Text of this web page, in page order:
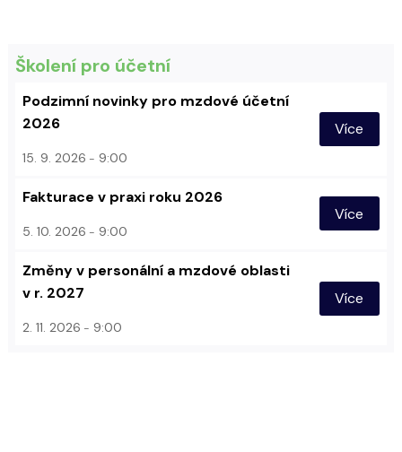
Školení pro účetní
Podzimní novinky pro mzdové účetní
2026
15. 9. 2026 9:00
Více
Fakturace v praxi roku 2026
5. 10. 2026 9:00
Více
Změny v personální a mzdové oblasti
v r. 2027
2. 11. 2026 9:00
Více